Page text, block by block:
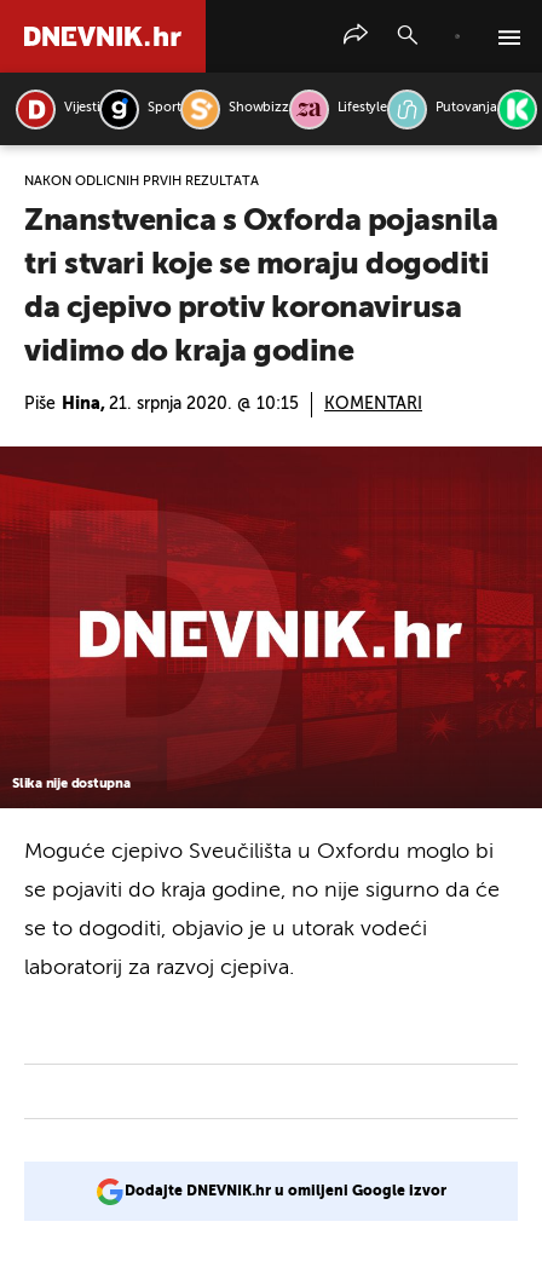
Vijesti Sport Showbizz Lifestyle Putovanja
NAKON ODLIČNIH PRVIH REZULTATA
Znanstvenica s Oxforda pojasnila
tri stvari koje se moraju dogoditi
da cjepivo protiv koronavirusa
vidimo do kraja godine
Piše Hina, 21. srpnja 2020. @ 10:15 KOMENTARI
Slika nije dostupna
Moguće cjepivo Sveučilišta u Oxfordu moglo bi
se pojaviti do kraja godine, no nije sigurno da će
se to dogoditi, objavio je u utorak vodeći
laboratorij za razvoj cjepiva.
Dodajte DNEVNIK.hr u omiljeni Google izvor
PRETRAŽITE VIJESTI